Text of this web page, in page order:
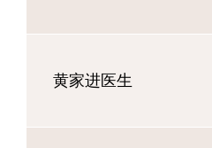
黄家进医生